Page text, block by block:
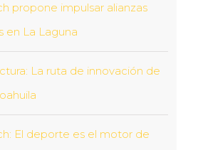
propone impulsar alianzas
en La Laguna
La ruta de innovación de
El deporte es el motor de